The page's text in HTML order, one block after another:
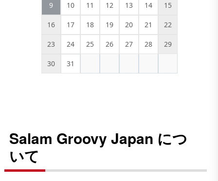
9 10 11 12 13 14 15
16 17 18 19 20 21 22
23 24 25 26 27 28 29
30 31
Salam Groovy Japan につ
いて